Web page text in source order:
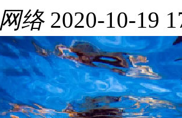
网络 2020-10-19